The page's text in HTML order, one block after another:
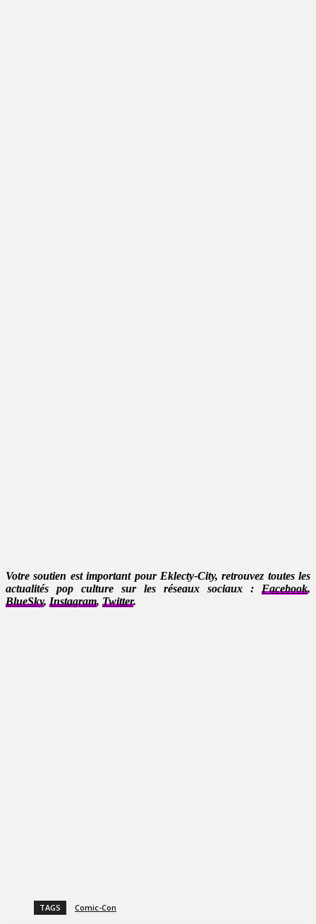
Votre soutien est important pour Eklecty-City, retrouvez toutes les
actualités pop culture sur les réseaux sociaux : Facebook,
BlueSky, Instagram, Twitter.
TAGS Comic-Con